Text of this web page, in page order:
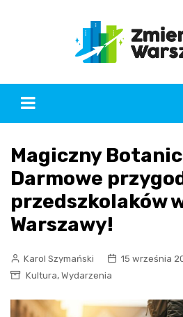
Magiczny
Darmowe
przedszkolaków
Warszawy!
Karol Szymański
15 września
Kultura, Wydarzenia